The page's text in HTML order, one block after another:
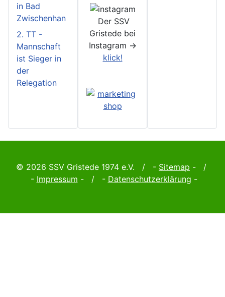
in Bad
Zwischenhan
2. TT -
Mannschaft
ist Sieger in
der
Relegation
Der SSV
Gristede bei
Instagram ->
klick!
© 2026 SSV Gristede 1974 e.V. / - Sitemap - /
- Impressum - / - Datenschutzerklärung -